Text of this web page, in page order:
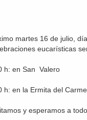
martes 16 de julio,
eucarísticas
h: en San Valero
h: en la Ermita del
y esperamos a